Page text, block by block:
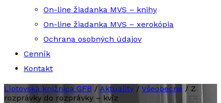
On-line žiadanka MVS – knihy
On-line žiadanka MVS – xerokópia
Ochrana osobných údajov
Cenník
Kontakt
Liptovská knižnica GFB / Aktuality / Všeobecné / Z
rozprávky do rozprávky – kvíz